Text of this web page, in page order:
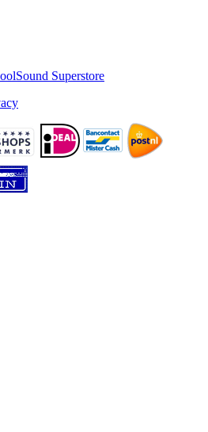
Superstore